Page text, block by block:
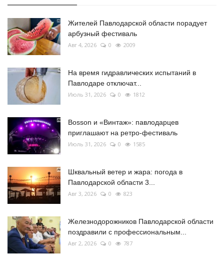
Жителей Павлодарской области порадует
арбузный фестиваль
Авг 4, 2026 0 2009
На время гидравлических испытаний в
Павлодаре отключат...
Июль 31, 2026 0 1812
Bosson и «Винтаж»: павлодарцев
приглашают на ретро-фестиваль
Июль 31, 2026 0 1585
Шквальный ветер и жара: погода в
Павлодарской области 3...
Авг 3, 2026 0 823
Железнодорожников Павлодарской области
поздравили с профессиональным...
Авг 2, 2026 0 787